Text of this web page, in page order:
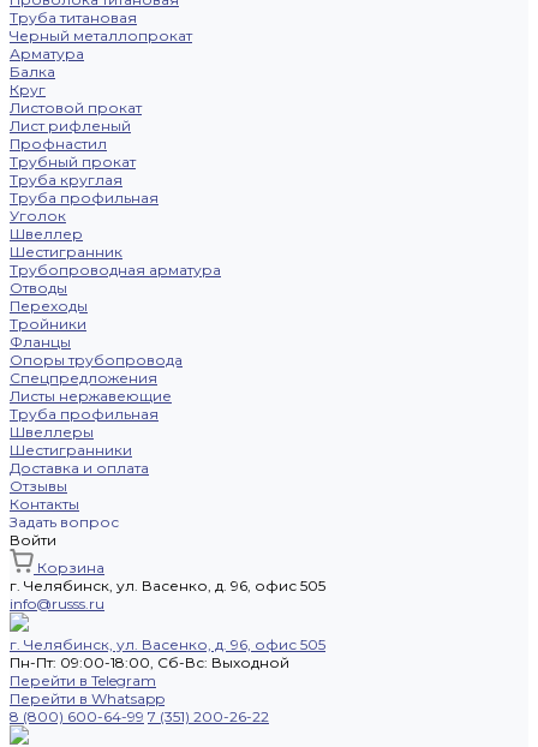
Труба титановая
Черный металлопрокат
Арматура
Балка
Круг
Листовой прокат
Лист рифленый
Профнастил
Трубный прокат
Труба круглая
Труба профильная
Уголок
Швеллер
Шестигранник
Трубопроводная арматура
Отводы
Переходы
Тройники
Фланцы
Опоры трубопровода
Спецпредложения
Листы нержавеющие
Труба профильная
Швеллеры
Шестигранники
Доставка и оплата
Отзывы
Контакты
Задать вопрос
Войти
Корзина
г. Челябинск, ул. Васенко, д. 96, офис 505
info@russs.ru
г. Челябинск, ул. Васенко, д. 96, офис 505
Пн-Пт: 09:00-18:00, Cб-Вс: Выходной
Перейти в Telegram
Перейти в Whatsapp
8 (800) 600-64-99 7 (351) 200-26-22